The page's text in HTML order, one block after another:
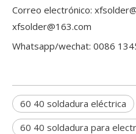
Correo electrónico:
xfsolder@163.com
Whatsapp/wechat: 0086
60 40 soldadura eléctrica
60 40 soldadura para